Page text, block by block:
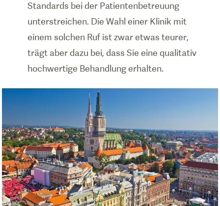
Standards bei der Patientenbetreuung
unterstreichen. Die Wahl einer Klinik mit
einem solchen Ruf ist zwar etwas teurer,
trägt aber dazu bei, dass Sie eine qualitativ
hochwertige Behandlung erhalten.